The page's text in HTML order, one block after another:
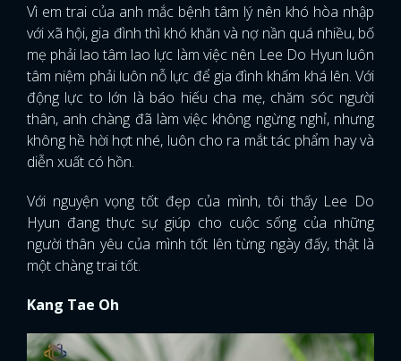
Vì em trai của anh mắc bệnh tâm lý nên khó hòa nhập
với xã hội, gia đình thì khó khăn và nợ nần quá nhiều, bố
mẹ phải lao tâm lao lực làm việc nên Lee Do Hyun luôn
tâm niệm phải luôn nỗ lực để gia đình khấm khá lên. Với
động lực to lớn là báo hiếu cha mẹ, chăm sóc người
thân, anh chàng đã làm việc không ngừng nghỉ, nhưng
không hề hời hợt nhé, luôn cho ra mắt tác phẩm hay và
diễn xuất có hồn.
Với nguyện vọng tốt đẹp của mình, tôi thấy Lee Do
Hyun đang thực sự giúp cho cuộc sống của những
người thân yêu của mình tốt lên từng ngày đấy, thật là
một chàng trai tốt.
Kang Tae Oh